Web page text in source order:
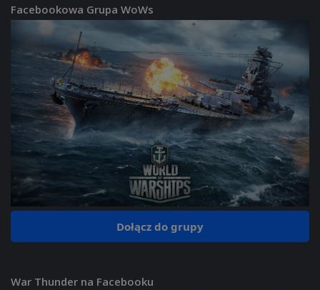
Facebookowa Grupa WoWs
Dołącz do grupy
War Thunder na Facebooku